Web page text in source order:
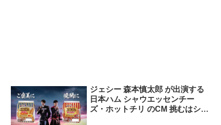
ジェシー 森本慎太郎 が出演する
日本ハム シャウエッセンチー
ズ・ホットチリ のCM 挑むはシャ